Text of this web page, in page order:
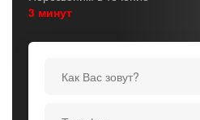
3 минут